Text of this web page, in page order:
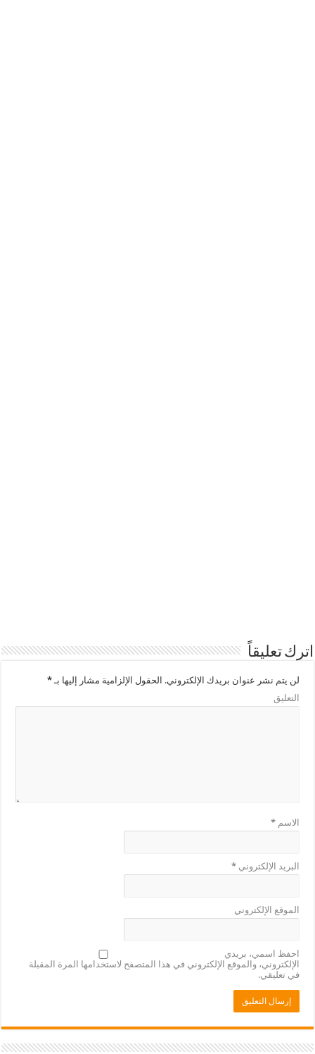
اترك تعليقاً
لن يتم نشر عنوان بريدك الإلكتروني. الحقول الإلزامية مشار إليها بـ*
التعليق
الاسم*
البريد الإلكتروني*
الموقع الإلكتروني
احفظ اسمي، بريدي
الإلكتروني، والموقع الإلكتروني في هذا المتصفح لاستخدامها المرة المقبلة
في تعليقي.